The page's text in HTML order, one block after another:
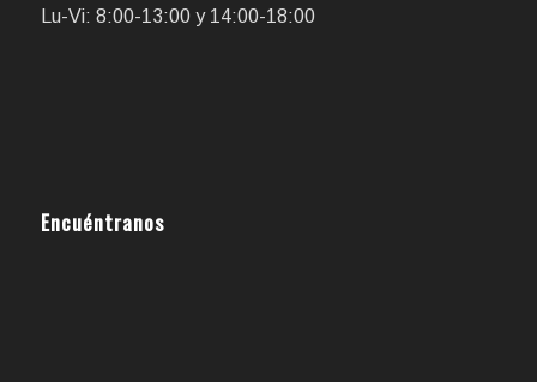
Lu-Vi: 8:00-13:00 y 14:00-18:00
Encuéntranos